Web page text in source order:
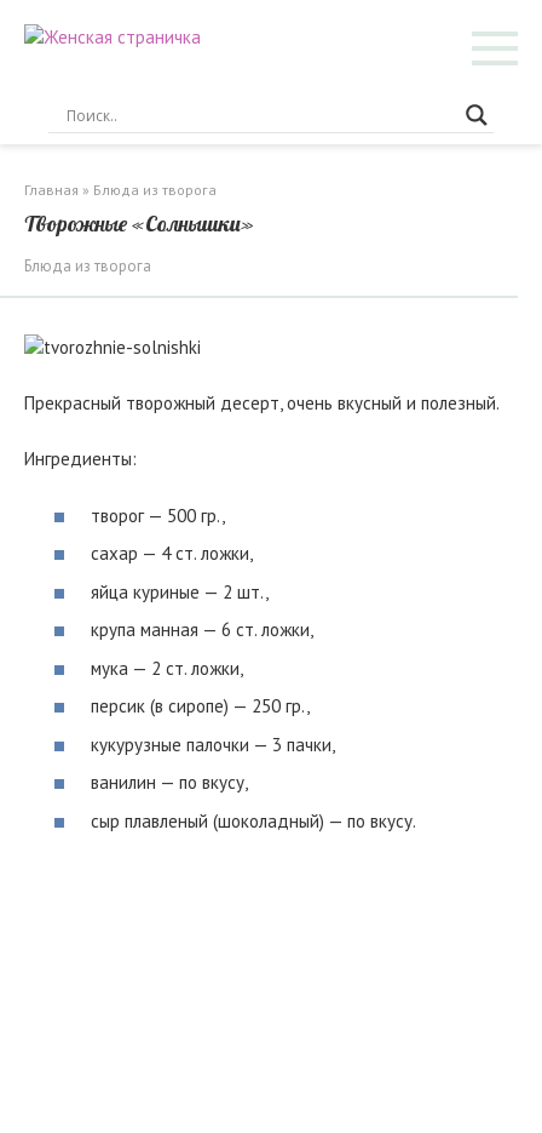
Главная » Блюда из творога
Творожные «Солнышки»
Блюда из творога
Прекрасный творожный десерт, очень вкусный и полезный.
Ингредиенты:
творог — 500 гр.,
сахар — 4 ст. ложки,
яйца куриные — 2 шт.,
крупа манная — 6 ст. ложки,
мука — 2 ст. ложки,
персик (в сиропе) — 250 гр.,
кукурузные палочки — 3 пачки,
ванилин — по вкусу,
сыр плавленый (шоколадный) — по вкусу.